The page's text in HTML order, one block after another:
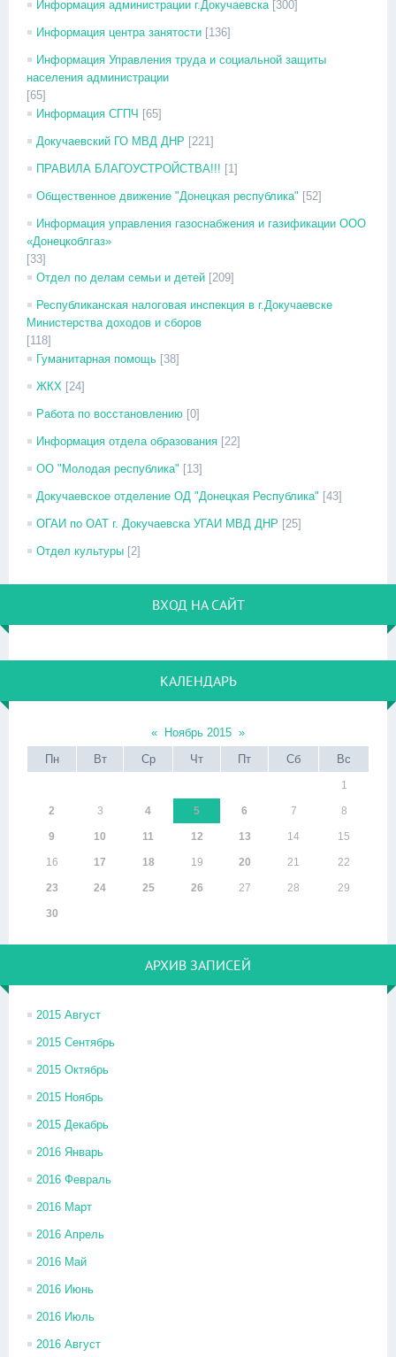
Информация администрации г.Докучаевска [300]
Информация центра занятости [136]
Информация Управления труда и социальной защиты
населения администрации
[65]
Информация СГПЧ [65]
Докучаевский ГО МВД ДНР [221]
ПРАВИЛА БЛАГОУСТРОЙСТВА!!! [1]
Общественное движение "Донецкая республика" [52]
Информация управления газоснабжения и газификации ООО
«Донецкоблгаз»
[33]
Отдел по делам семьи и детей [209]
Республиканская налоговая инспекция в г.Докучаевске
Министерства доходов и сборов
[118]
Гуманитарная помощь [38]
ЖКХ [24]
Работа по восстановлению [0]
Информация отдела образования [22]
ОО "Молодая республика" [13]
Докучаевское отделение ОД "Донецкая Республика" [43]
ОГАИ по ОАТ г. Докучаевска УГАИ МВД ДНР [25]
Отдел культуры [2]
ВХОД НА САЙТ
КАЛЕНДАРЬ
« Ноябрь 2015 »
Пн
Вт Ср Чт Пт Сб Вс
1
2 3 4 5 6 7 8
9 10 11 12 13 14 15
16 17 18 19 20 21 22
23 24 25 26 27 28 29
30
АРХИВ ЗАПИСЕЙ
2015 Август
2015 Сентябрь
2015 Октябрь
2015 Ноябрь
2015 Декабрь
2016 Январь
2016 Февраль
2016 Март
2016 Апрель
2016 Май
2016 Июнь
2016 Июль
2016 Август